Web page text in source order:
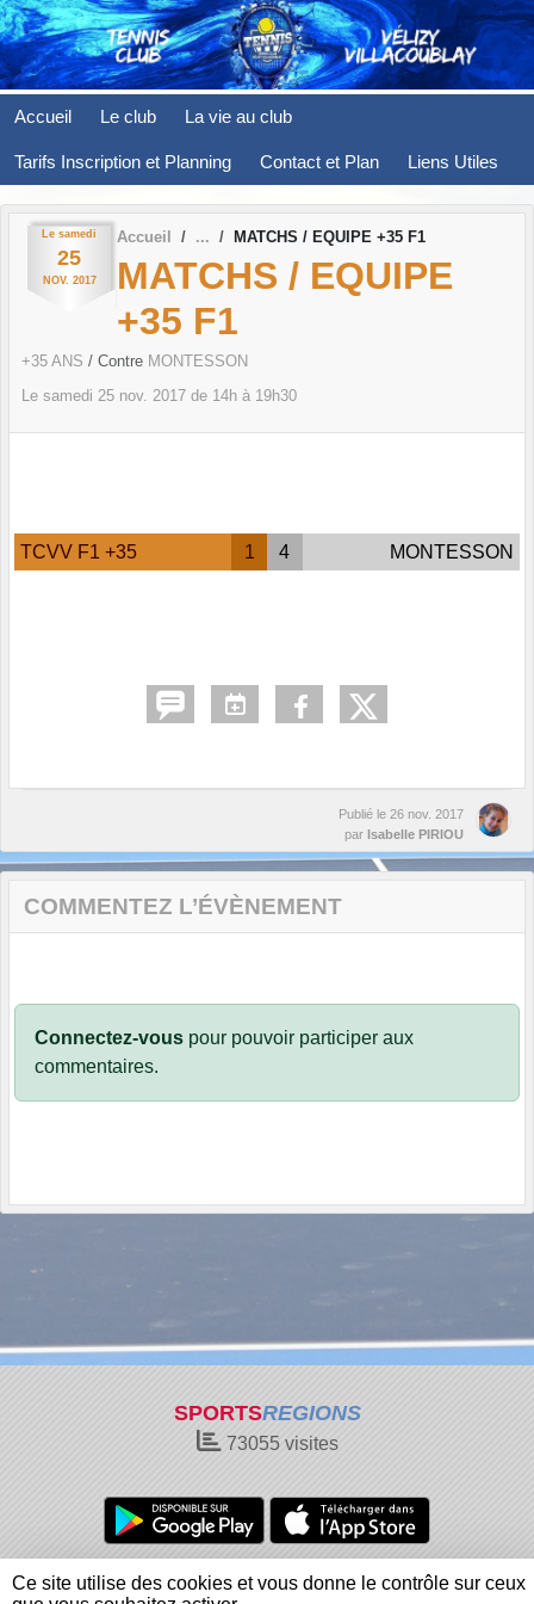
Accueil Le club La vie au club
Tarifs Inscription et Planning Contact et Plan Liens Utiles
Le samedi
25
NOV. 2017
Accueil MATCHS / EQUIPE +35 F1
MATCHS / EQUIPE
+35 F1
+35 ANS / Contre MONTESSON
Le samedi 25 nov. 2017 de 14h à 19h30
TCVV F1 +35 1 4 MONTESSON
Publié le 26 nov. 2017
par Isabelle PIRIOU
COMMENTEZ L’ÉVÈNEMENT
Connectez-vous pour pouvoir participer aux
commentaires.
SPORTSREGIONS
73055visites
Charte cookies
Gestion des cookies
Panneau de gestion des cookies
Ce site utilise des cookies et vous donne le contrôle sur ceux